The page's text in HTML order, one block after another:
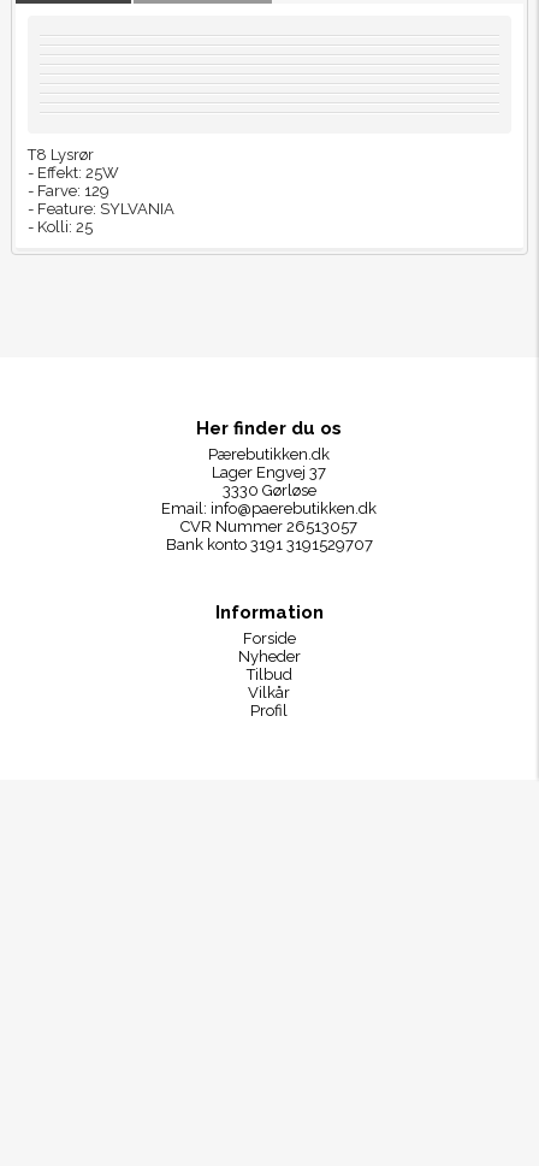
T8 Lysrør
- Effekt: 25W
- Farve: 129
- Feature: SYLVANIA
- Kolli: 25
Her finder du os
Pærebutikken.dk
Lager Engvej 37
3330 Gørløse
Email: info@paerebutikken.dk
CVR Nummer 26513057
Bank konto 3191 3191529707
Information
Forside
Nyheder
Tilbud
Vilkår
Profil